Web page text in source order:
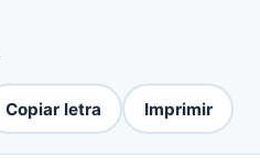
Copiar letra Imprimir